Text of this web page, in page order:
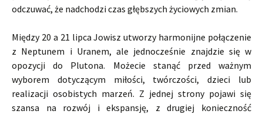
odczuwać, że nadchodzi czas głębszych życiowych zmian.
Między 20 a 21 lipca Jowisz utworzy harmonijne połączenie
z Neptunem i Uranem, ale jednocześnie znajdzie się w
opozycji do Plutona. Możecie stanąć przed ważnym
wyborem dotyczącym miłości, twórczości, dzieci lub
realizacji osobistych marzeń. Z jednej strony pojawi się
szansa na rozwój i ekspansję, z drugiej konieczność